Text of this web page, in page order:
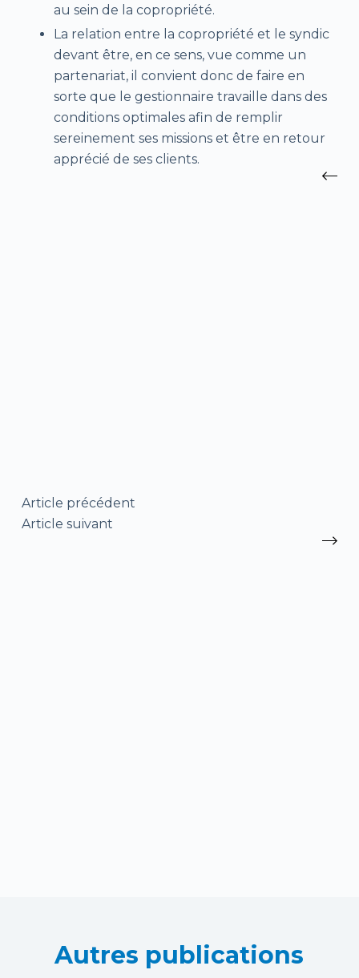
au sein de la copropriété.
La relation entre la copropriété et le syndic
devant être, en ce sens, vue comme un
partenariat, il convient donc de faire en
sorte que le gestionnaire travaille dans des
conditions optimales afin de remplir
sereinement ses missions et être en retour
apprécié de ses clients.
Article précédent
Article suivant
Autres publications